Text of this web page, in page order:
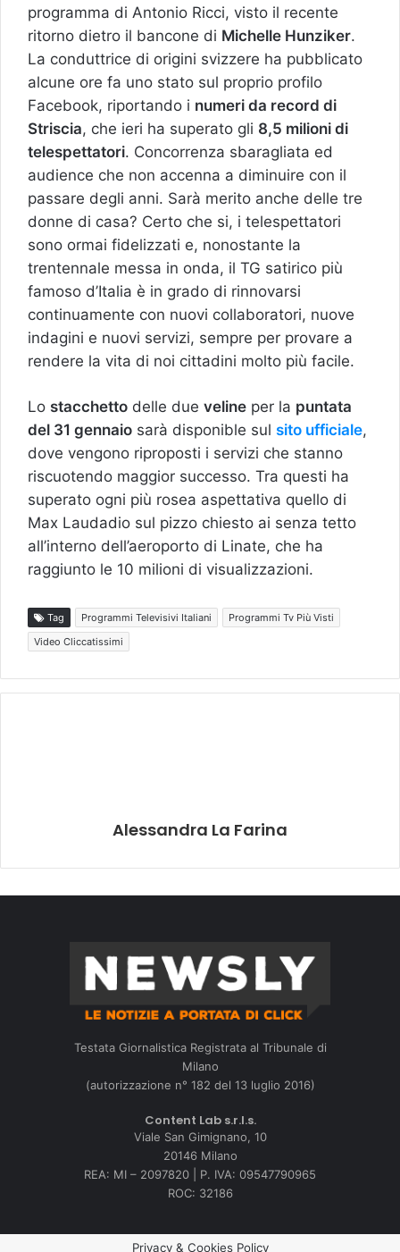
programma di Antonio Ricci, visto il recente
ritorno dietro il bancone di Michelle Hunziker.
La conduttrice di origini svizzere ha pubblicato
alcune ore fa uno stato sul proprio profilo
Facebook, riportando i numeri da record di
Striscia, che ieri ha superato gli 8,5 milioni di
telespettatori. Concorrenza sbaragliata ed
audience che non accenna a diminuire con il
passare degli anni. Sarà merito anche delle tre
donne di casa? Certo che si, i telespettatori
sono ormai fidelizzati e, nonostante la
trentennale messa in onda, il TG satirico più
famoso d’Italia è in grado di rinnovarsi
continuamente con nuovi collaboratori, nuove
indagini e nuovi servizi, sempre per provare a
rendere la vita di noi cittadini molto più facile.
Lo stacchetto delle due veline per la puntata
del 31 gennaio sarà disponible sul sito ufficiale,
dove vengono riproposti i servizi che stanno
riscuotendo maggior successo. Tra questi ha
superato ogni più rosea aspettativa quello di
Max Laudadio sul pizzo chiesto ai senza tetto
all’interno dell’aeroporto di Linate, che ha
raggiunto le 10 milioni di visualizzazioni.
Tag Programmi Televisivi Italiani
Programmi Tv Più Visti
Video Cliccatissimi
Alessandra La Farina
Testata Giornalistica Registrata al Tribunale di
Milano
(autorizzazione n° 182 del 13 luglio 2016)
Content Lab s.r.l.s.
Viale San Gimignano, 10
20146 Milano
REA: MI – 2097820 | P. IVA: 09547790965
ROC: 32186
Privacy & Cookies Policy